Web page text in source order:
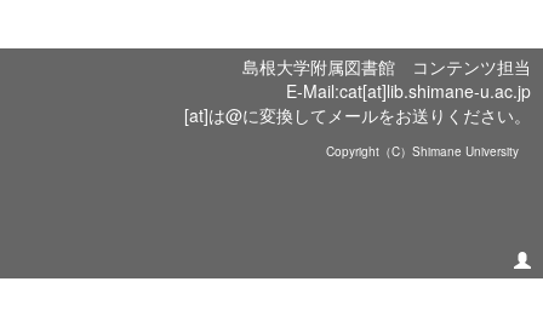
島根大学附属図書館 コンテンツ担当
E-Mail:cat[at]lib.shimane-u.ac.jp
[at]は@に変換してメールをお送りください。
Copyright（C）Shimane University